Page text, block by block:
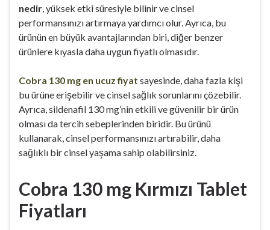
nedir , yüksek etki süresiyle bilinir ve cinsel
performansınızı artırmaya yardımcı olur. Ayrıca, bu
ürünün en büyük avantajlarından biri, diğer benzer
ürünlere kıyasla daha uygun fiyatlı olmasıdır.
Cobra 130 mg en ucuz fiyat sayesinde, daha fazla kişi
bu ürüne erişebilir ve cinsel sağlık sorunlarını çözebilir.
Ayrıca, sildenafil 130 mg’nin etkili ve güvenilir bir ürün
olması da tercih sebeplerinden biridir. Bu ürünü
kullanarak, cinsel performansınızı artırabilir, daha
sağlıklı bir cinsel yaşama sahip olabilirsiniz.
Cobra 130 mg Kırmızı Tablet
Fiyatları